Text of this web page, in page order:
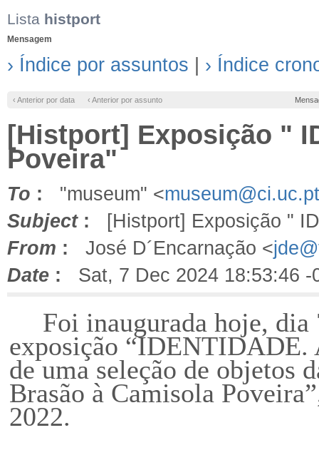
Lista histport
Mensagem
› Índice por assuntos › Índice
‹ Anterior por data ‹ Anterior por assunto
[Histport] Exposição "
Poveira"
To : "museum" <museum@ci.uc.pt
Subject: [Histport] Exposição "
From : José D´Encarnação <
Date : Sat, 7 Dec 2024 18:53:46 -
Foi inaugurada hoje,
exposição “IDENTIDADE.
de uma seleção de objetos
Brasão à Camisola
2022.